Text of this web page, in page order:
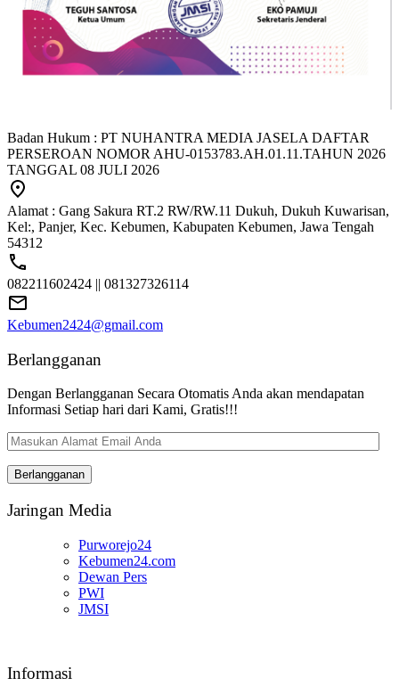
Badan Hukum : PT NUHANTRA MEDIA JASELA DAFTAR
PERSEROAN NOMOR AHU-0153783.AH.01.11.TAHUN 2026
TANGGAL 08 JULI 2026
Alamat : Gang Sakura RT.2 RW/RW.11 Dukuh, Dukuh Kuwarisan,
Kel:, Panjer, Kec. Kebumen, Kabupaten Kebumen, Jawa Tengah
54312
082211602424 || 081327326114
Kebumen2424@gmail.com
Berlangganan
Dengan Berlangganan Secara Otomatis Anda akan mendapatan
Informasi Setiap hari dari Kami, Gratis!!!
Masukan
Alamat
Email
Anda
Berlangganan
Jaringan Media
Purworejo24
Kebumen24.com
Dewan Pers
PWI
JMSI
Informasi